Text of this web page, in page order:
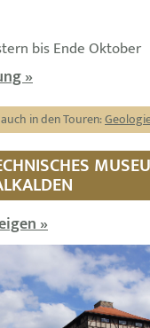
bis Ende Oktober
»
in den Touren:
»